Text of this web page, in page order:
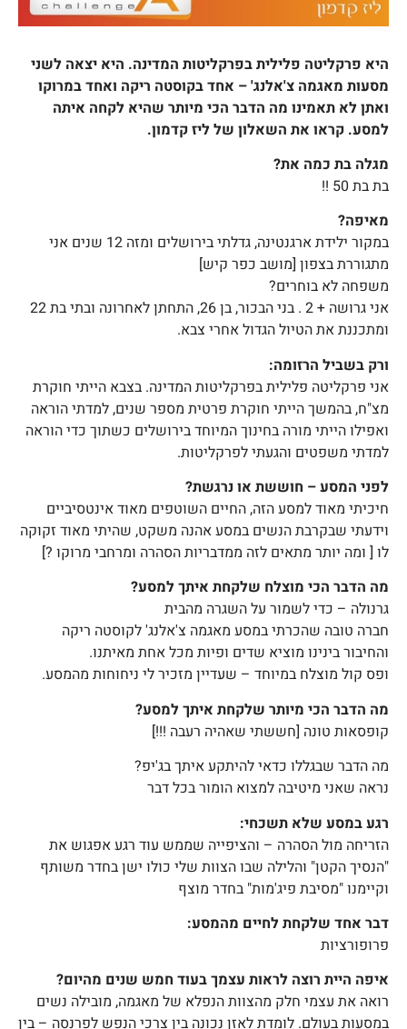
היא פרקליטה פלילית בפרקליטות המדינה. היא יצאה לשני
מסעות מאגמה צ'אלנג' – אחד בקוסטה ריקה ואחד במרוקו
ואתן לא תאמינו מה הדבר הכי מיותר שהיא לקחה איתה
למסע. קראו את השאלון של ליז קדמון.
מגלה בת כמה את?
בת בת 50 !!
מאיפה?
במקור ילידת ארגנטינה, גדלתי בירושלים ומזה 12 שנים אני
מתגוררת בצפון [מושב כפר קיש]
משפחה לא בוחרים?
אני גרושה + 2 . בני הבכור, בן 26, התחתן לאחרונה ובתי בת 22
ומתכננת את הטיול הגדול אחרי צבא.
ורק בשביל הרזומה:
אני פרקליטה פלילית בפרקליטות המדינה. בצבא הייתי חוקרת
מצ"ח, בהמשך הייתי חוקרת פרטית מספר שנים, למדתי הוראה
ואפילו הייתי מורה בחינוך המיוחד בירושלים כשתוך כדי הוראה
למדתי משפטים והגעתי לפרקליטות.
לפני המסע – חוששת או נרגשת?
חיכיתי מאוד למסע הזה, החיים השוטפים מאוד אינטסיביים
וידעתי שבקרבת הנשים במסע אהנה משקט, שהיתי מאוד זקוקה
לו [ ומה יותר מתאים לזה ממדבריות הסהרה ומרחבי מרוקו ?]
מה הדבר הכי מוצלח שלקחת איתך למסע?
גרנולה – כדי לשמור על השגרה מהבית
חברה טובה שהכרתי במסע מאגמה צ'אלנג' לקוסטה ריקה
והחיבור בינינו מוציא שדים ופיות מכל אחת מאיתנו.
ופס קול מוצלח במיוחד – שעדיין מזכיר לי ניחוחות מהמסע.
מה הדבר הכי מיותר שלקחת איתך למסע?
קופסאות טונה [חששתי שאהיה רעבה !!!]
מה הדבר שבגללו כדאי להיתקע איתך בג'יפ?
נראה שאני מיטיבה למצוא הומור בכל דבר
רגע במסע שלא תשכחי:
הזריחה מול הסהרה – והציפייה שממש עוד רגע אפגוש את
"הנסיך הקטן" והלילה שבו הצוות שלי כולו ישן בחדר משותף
וקיימנו "מסיבת פיג'מות" בחדר מוצף
דבר אחד שלקחת לחיים מהמסע:
פרופורציות
איפה היית רוצה לראות עצמך בעוד חמש שנים מהיום?
רואה את עצמי חלק מהצוות הנפלא של מאגמה, מובילה נשים
במסעות בעולם. לומדת לאזן נכונה בין צרכי הנפש לפרנסה – בין